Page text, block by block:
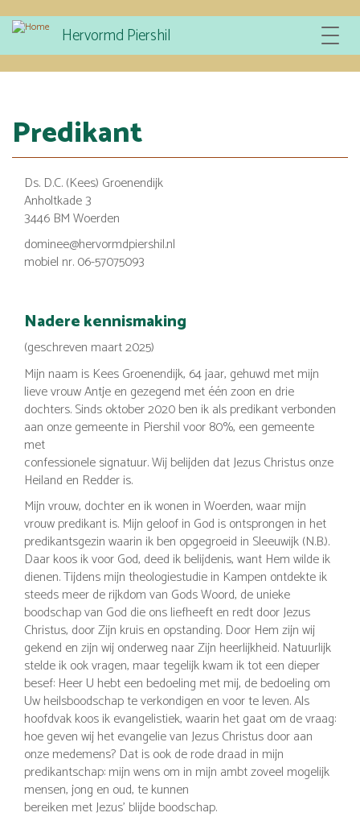
Overslaan
naar
de
Hervormd Piershil
Toggle
Predikant
Ds. D.C. (Kees) Groenendijk
Anholtkade 3
3446 BM Woerden
dominee@hervormdpiershil.nl
mobiel nr. 06-57075093
Nadere kennismaking
(geschreven maart 2025)
Mijn naam is Kees Groenendijk, 64 jaar, gehuwd met mijn
lieve vrouw Antje en gezegend met één zoon en drie
dochters. Sinds oktober 2020 ben ik als predikant verbonden
aan onze gemeente in Piershil voor 80%, een gemeente
met
confessionele signatuur. Wij belijden dat Jezus Christus onze
Heiland en Redder is.
Mijn vrouw, dochter en ik wonen in Woerden, waar mijn
vrouw predikant is. Mijn geloof in God is ontsprongen in het
predikantsgezin waarin ik ben opgegroeid in Sleeuwijk (N.B.).
Daar koos ik voor God, deed ik belijdenis, want Hem wilde ik
dienen. Tijdens mijn theologiestudie in Kampen ontdekte ik
steeds meer de rijkdom van Gods Woord, de unieke
boodschap van God die ons liefheeft en redt door Jezus
Christus, door Zijn kruis en opstanding. Door Hem zijn wij
gekend en zijn wij onderweg naar Zijn heerlijkheid. Natuurlijk
stelde ik ook vragen, maar tegelijk kwam ik tot een dieper
besef: Heer U hebt een bedoeling met mij, de bedoeling om
Uw heilsboodschap te verkondigen en voor te leven. Als
hoofdvak koos ik evangelistiek, waarin het gaat om de vraag:
hoe geven wij het evangelie van Jezus Christus door aan
onze medemens? Dat is ook de rode draad in mijn
predikantschap: mijn wens om in mijn ambt zoveel mogelijk
mensen, jong en oud, te kunnen
bereiken met Jezus’ blijde boodschap.